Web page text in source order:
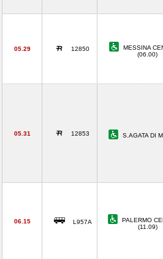
05.29 12850
MESSINA
(06.00)
05.31 12853 S.AGATA DI
06.15 L957A
PALERMO
(11.09)